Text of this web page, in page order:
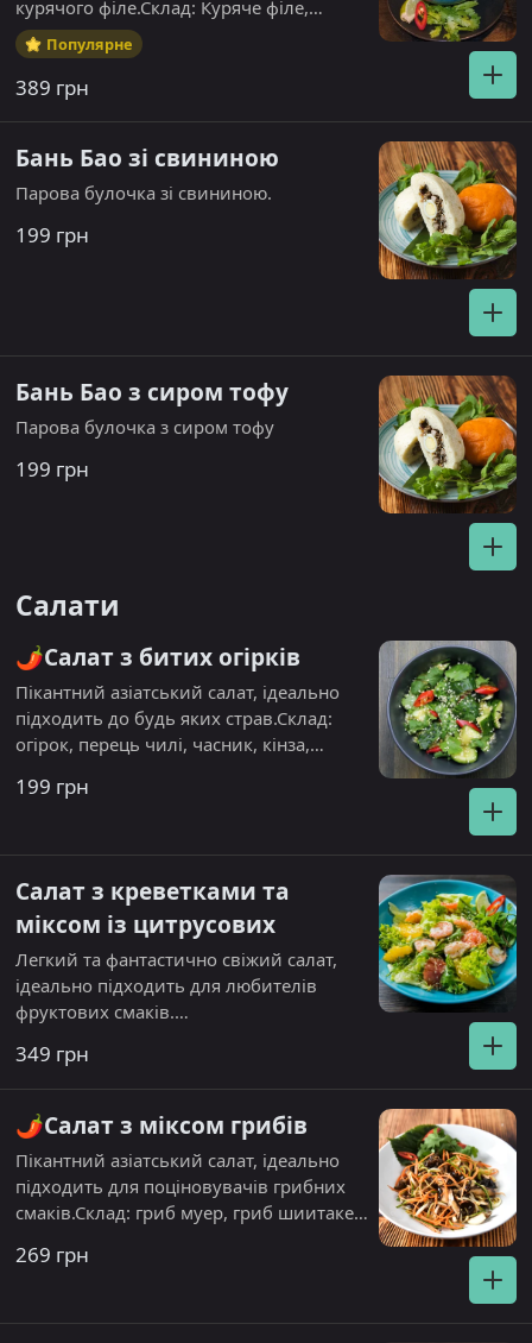
курячого філе.Склад: Куряче філе,
спаржева квасоля, броколі, синя
цибуля, паростки сої, рисова локшина,
цибуля зелена, кінза.
Популярне
389 грн
Бань Бао зі свининою
Парова булочка зі свининою.
199 грн
Бань Бао з сиром тофу
Парова булочка з сиром тофу
199 грн
Салати
🌶️Салат з битих огірків
Пікантний азіатський салат, ідеально
підходить до будь яких страв.Склад:
огірок, перець чилі, часник, кінза,
арахісом
199 грн
Салат з креветками та
міксом із цитрусових
Легкий та фантастично свіжий салат,
ідеально підходить для любителів
фруктових смаків.
грейпфрута ,салат айсберг, салат лоло
біондо, руккола. Цитрусова заправка.
Посипається мигдалевими пластівцями.
349 грн
🌶️Салат з міксом грибів
Пікантний азіатський салат, ідеально
підходить для поціновувачів грибних
смаків.Склад: гриб муер, гриб шиитаке,
паростки. Посипається кунжутом.
269 грн